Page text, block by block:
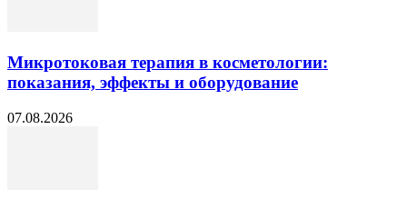
Микротоковая терапия в косметологии:
показания, эффекты и оборудование
07.08.2026